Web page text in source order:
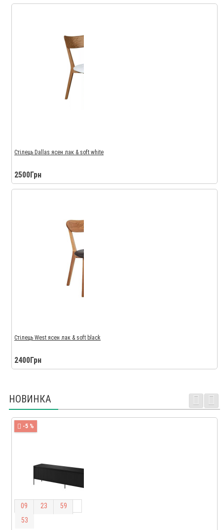
Стілець Dallas ясен лак & soft white
2500Грн
Стілець West ясен лак & soft black
2400Грн
НОВИНКА
-5 %
09 23 59
52